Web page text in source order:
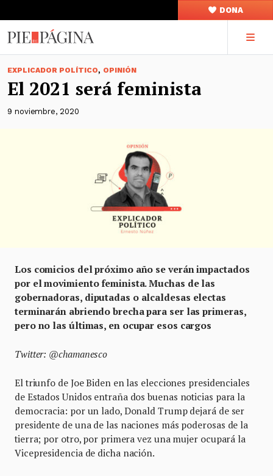
DONA
EXPLICADOR POLÍTICO, OPINIÓN
El 2021 será feminista
9 noviembre, 2020
Los comicios del próximo año se verán impactados
por el movimiento feminista. Muchas de las
gobernadoras, diputadas o alcaldesas electas
terminarán abriendo brecha para ser las primeras,
pero no las últimas, en ocupar esos cargos
Twitter: @chamanesco
El triunfo de Joe Biden en las elecciones presidenciales
de Estados Unidos entraña dos buenas noticias para la
democracia: por un lado, Donald Trump dejará de ser
presidente de una de las naciones más poderosas de la
tierra; por otro, por primera vez una mujer ocupará la
Vicepresidencia de dicha nación.